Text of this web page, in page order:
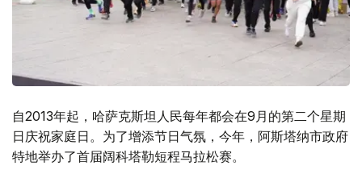
自2013年起，哈萨克斯坦人民每年都会在9月的第二个星期
日庆祝家庭日。为了增添节日气氛，今年，阿斯塔纳市政府
特地举办了首届阔科塔勒短程马拉松赛。